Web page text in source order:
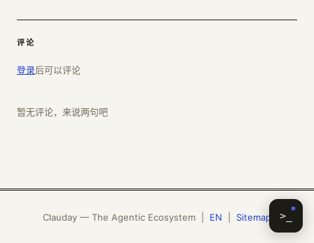
评论
登录后可以评论
暂无评论，来说两句吧
Clauday — The Agentic Ecosystem | EN Sitemap >_